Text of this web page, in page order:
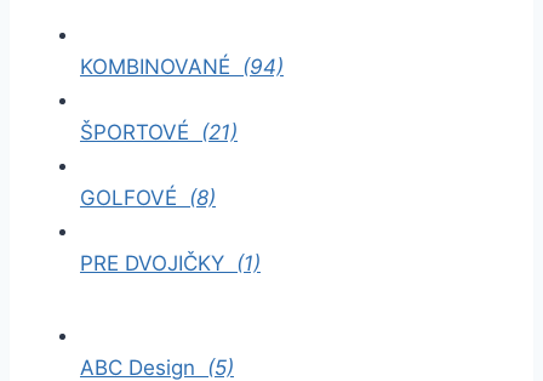
KOMBINOVANÉ (94)
ŠPORTOVÉ (21)
GOLFOVÉ (8)
PRE DVOJIČKY (1)
ABC Design (5)